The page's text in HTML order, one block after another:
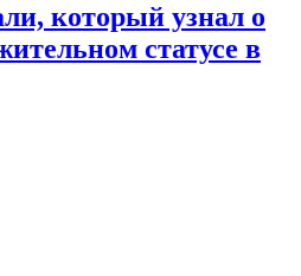
который узнал о
статусе в